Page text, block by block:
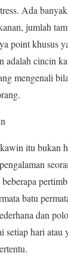
Ada
jumlah
point khusus
adalah cincin
mengenali
itu bukan
batu
dan
setiap hari atau